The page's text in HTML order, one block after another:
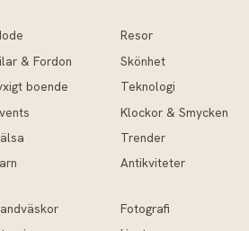
Resor
& Fordon
Skönhet
boende
Teknologi
Klockor & Smycken
Trender
Antikviteter
Fotografi